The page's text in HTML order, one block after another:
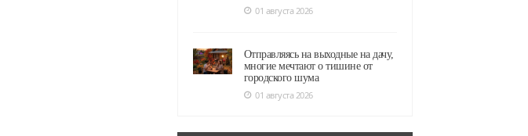
01 августа 2026
Отправляясь на выходные на дачу,
многие мечтают о тишине от
городского шума
01 августа 2026